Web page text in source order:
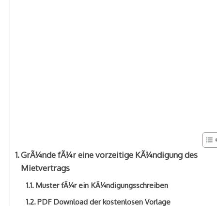
GrÃ¼nde fÃ¼r eine vorzeitige KÃ¼ndigung des
Mietvertrags
Muster fÃ¼r ein KÃ¼ndigungsschreiben
PDF Download der kostenlosen Vorlage